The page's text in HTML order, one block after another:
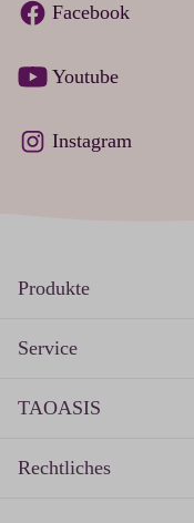
Facebook
Youtube
Instagram
Produkte
Service
TAOASIS
Rechtliches